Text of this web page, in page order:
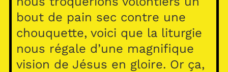
bout de pain sec contre une
chouquette, voici que la liturgie
nous régale d’une magnifique
vision de Jésus en gloire. Or ça,